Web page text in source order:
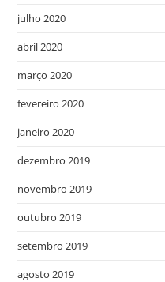
julho 2020
abril 2020
março 2020
fevereiro 2020
janeiro 2020
dezembro 2019
novembro 2019
outubro 2019
setembro 2019
agosto 2019